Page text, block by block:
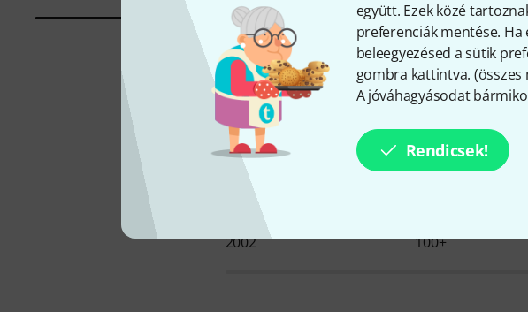
együtt. Ezek közé
preferenciák mentése.
beleegyezésed a sütik
gombra kattintva. (összes
A jóváhagyásodat
Rendicsek!
Orange -
KATALÓGUSBA VÉTEL
2002 100+